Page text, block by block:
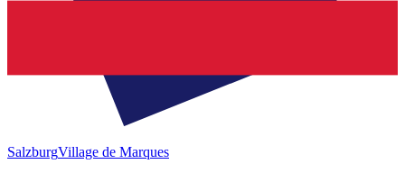
SalzburgVillage de Marques